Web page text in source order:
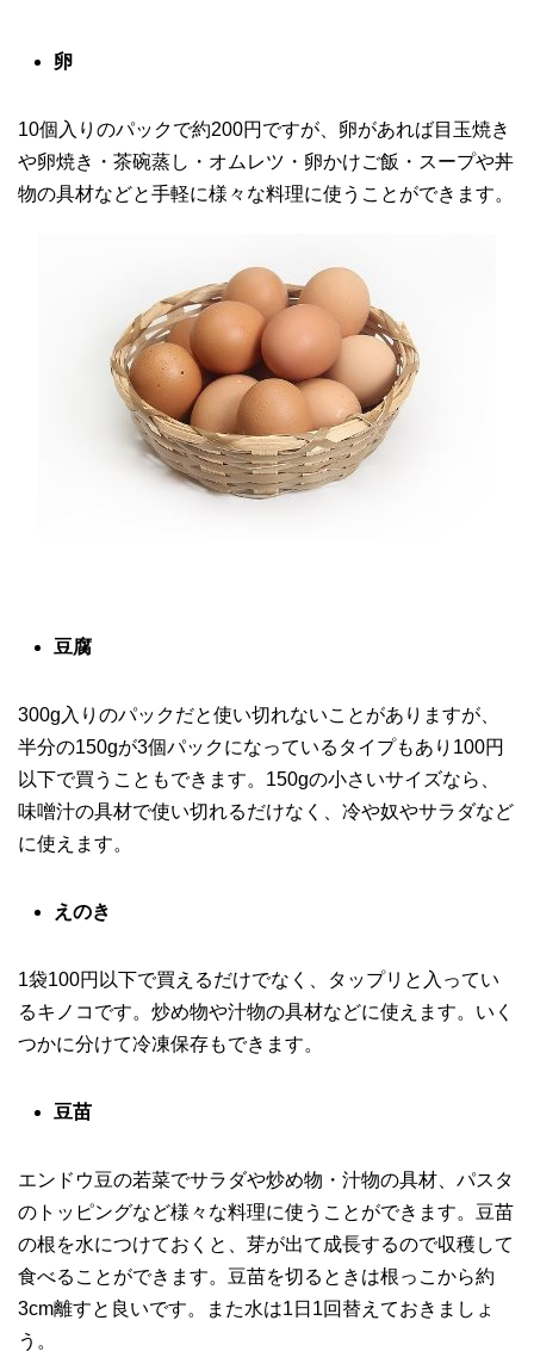
卵
10個入りのパックで約200円ですが、卵があれば目玉焼き
や卵焼き・茶碗蒸し・オムレツ・卵かけご飯・スープや丼
物の具材などと手軽に様々な料理に使うことができます。
豆腐
300g入りのパックだと使い切れないことがありますが、
半分の150gが3個パックになっているタイプもあり100円
以下で買うこともできます。150gの小さいサイズなら、
味噌汁の具材で使い切れるだけなく、冷や奴やサラダなど
に使えます。
えのき
1袋100円以下で買えるだけでなく、タップリと入ってい
るキノコです。炒め物や汁物の具材などに使えます。いく
つかに分けて冷凍保存もできます。
豆苗
エンドウ豆の若菜でサラダや炒め物・汁物の具材、パスタ
のトッピングなど様々な料理に使うことができます。豆苗
の根を水につけておくと、芽が出て成長するので収穫して
食べることができます。豆苗を切るときは根っこから約
3cm離すと良いです。また水は1日1回替えておきましょ
う。